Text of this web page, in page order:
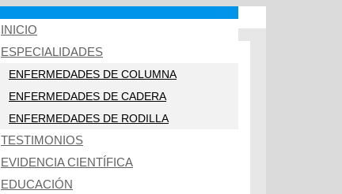
INICIO
ESPECIALIDADES
ENFERMEDADES DE COLUMNA
ENFERMEDADES DE CADERA
ENFERMEDADES DE RODILLA
TESTIMONIOS
EVIDENCIA CIENTÍFICA
EDUCACIÓN